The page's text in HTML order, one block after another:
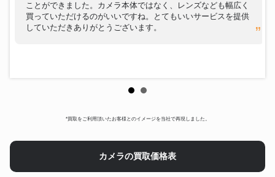
ことができました。カメラ本体ではなく、レンズなども幅広く
買っていただけるのがいいですね。とてもいいサービスを提供
していただきありがとうございます。
*買取をご利用頂いたお客様とのイメージを当社で再現しました。
カメラの買取価格表